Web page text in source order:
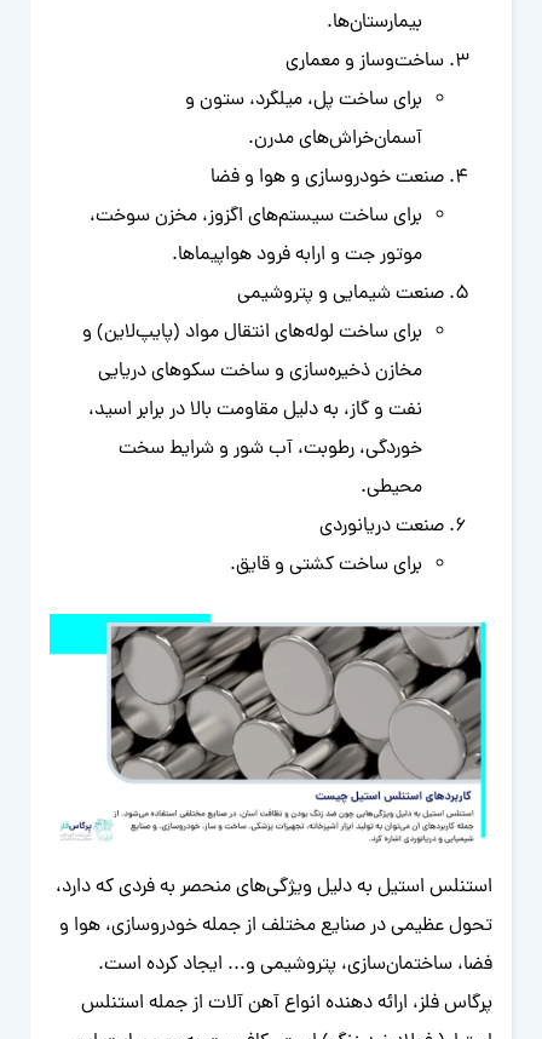
بیمارستان‌ها.
ساخت‌وساز و معماری
برای ساخت پل‌، میلگرد، ستون و
آسمان‌خراش‌های مدرن.
صنعت خودروسازی و هوا و فضا
برای ساخت سیستم‌های اگزوز، مخزن سوخت،
موتور جت و ارابه فرود هواپیماها.
صنعت شیمایی و پتروشیمی
برای ساخت لوله‌های انتقال مواد (پایپ‌لاین) و
مخازن ذخیره‌سازی و ساخت سکوهای دریایی
نفت و گاز، به دلیل مقاومت بالا در برابر اسید،
خوردگی، رطوبت، آب شور و شرایط سخت
محیطی.
صنعت دریانوردی
برای ساخت کشتی و قایق.
استنلس استیل به دلیل ویژگی‌های منحصر به فردی که دارد،
تحول عظیمی در صنایع مختلف از جمله خودروسازی، هوا و
فضا، ساختمان‌سازی، پتروشیمی و... ایجاد کرده است.
پرگاس فلز، ارائه دهنده انواع آهن آلات از جمله استنلس